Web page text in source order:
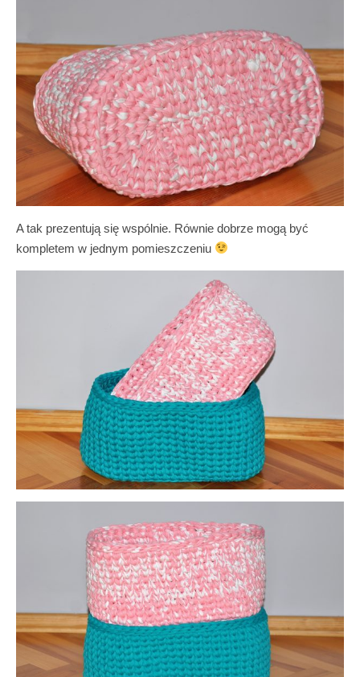
A tak prezentują się wspólnie. Równie dobrze mogą być
kompletem w jednym pomieszczeniu